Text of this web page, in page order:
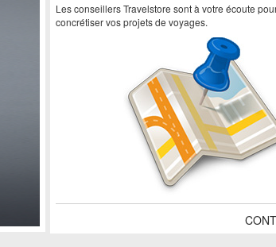
Les conseillers Travelstore sont à votre écoute
concrétiser vos projets de voyages.